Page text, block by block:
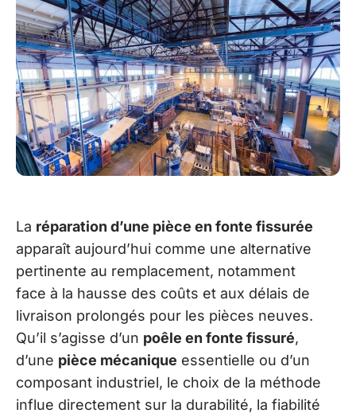
La réparation d’une pièce en fonte fissurée
apparaît aujourd’hui comme une alternative
pertinente au remplacement, notamment
face à la hausse des coûts et aux délais de
livraison prolongés pour les pièces neuves.
Qu’il s’agisse d’un poêle en fonte fissuré,
d’une pièce mécanique essentielle ou d’un
composant industriel, le choix de la méthode
influe directement sur la durabilité, la fiabilité